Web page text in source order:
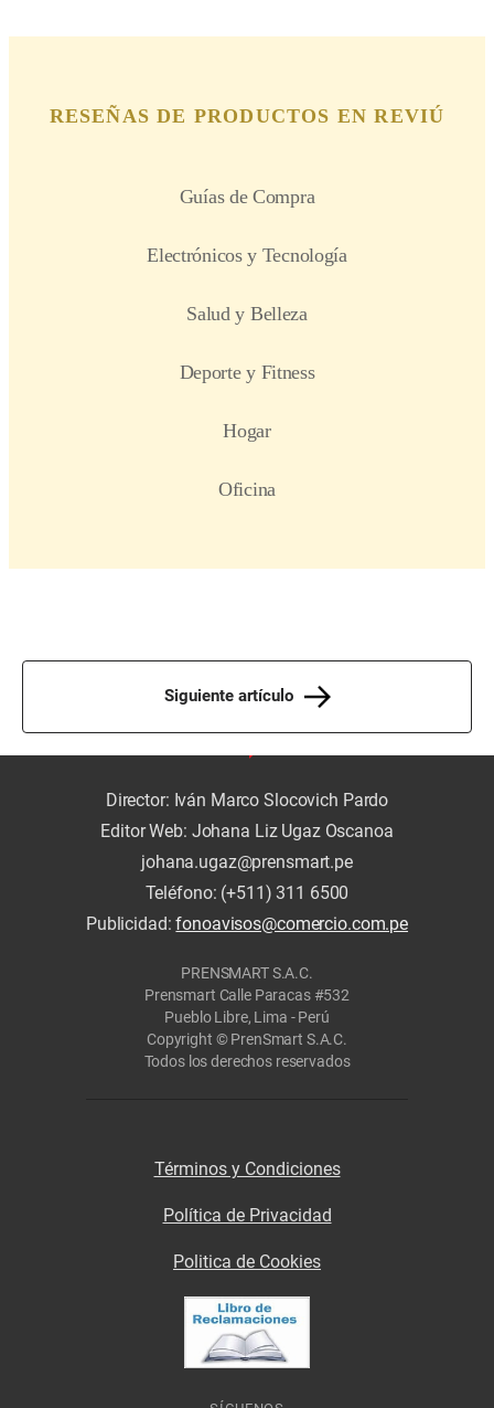
Siguiente artículo
Director: Iván Marco Slocovich Pardo
Editor Web: Johana Liz Ugaz Oscanoa
johana.ugaz@prensmart.pe
Teléfono: (+511) 311 6500
Publicidad:fonoavisos@comercio.com.pe
PRENSMART S.A.C.
Prensmart Calle Paracas #532
Pueblo Libre, Lima - Perú
Copyright © PrenSmart S.A.C.
Todos los derechos reservados
Términos y Condiciones
Política de Privacidad
Politica de Cookies